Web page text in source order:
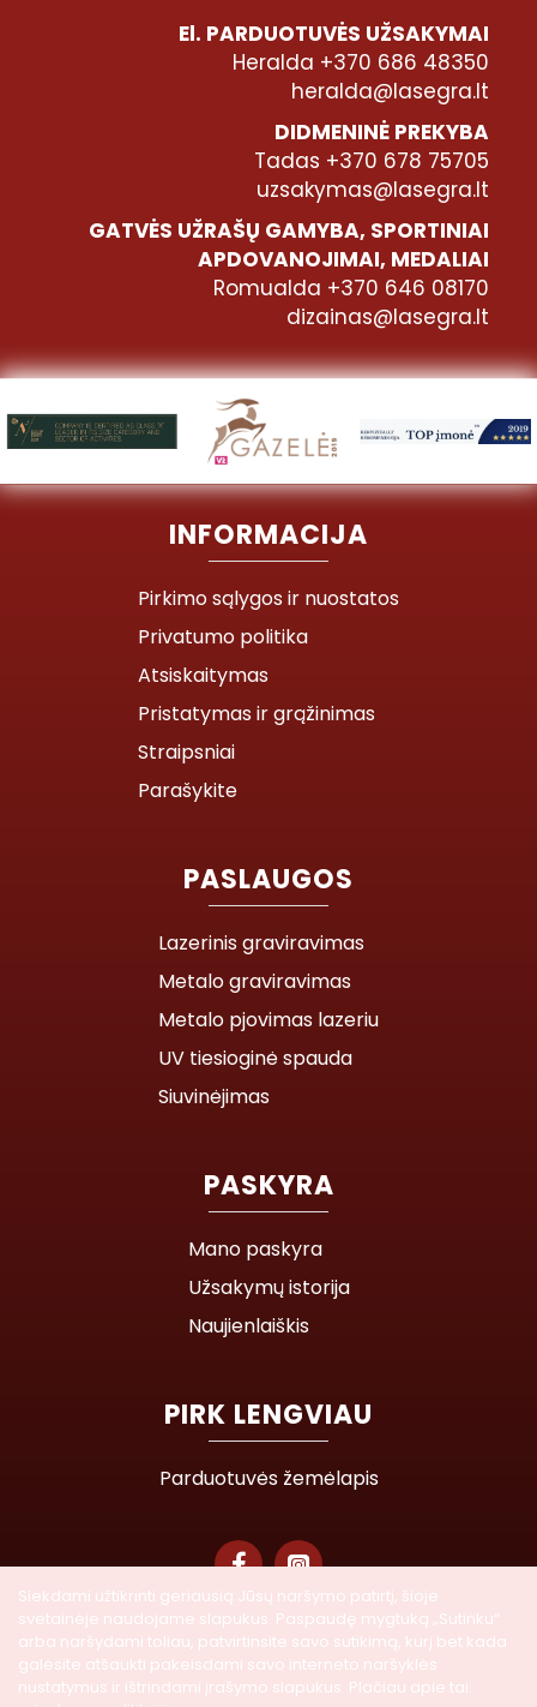
Siekdami užtikrinti geriausią Jūsų naršymo patirtį, šioje
svetainėje naudojame slapukus. Paspaudę mygtuką „Sutinku“
arba naršydami toliau, patvirtinsite savo sutikimą, kurį bet kada
galėsite atšaukti pakeisdami savo interneto naršyklės
nustatymus ir ištrindami įrašymo slapukus. Plačiau apie tai:
El. PARDUOTUVĖS UŽSAKYMAI
Heralda +370 686 48350
heralda@lasegra.lt
DIDMENINĖ PREKYBA
Tadas +370 678 75705
uzsakymas@lasegra.lt
GATVĖS UŽRAŠŲ GAMYBA, SPORTINIAI
APDOVANOJIMAI, MEDALIAI
Romualda +370 646 08170
dizainas@lasegra.lt
INFORMACIJA
Pirkimo sąlygos ir nuostatos
Privatumo politika
Atsiskaitymas
Pristatymas ir grąžinimas
Straipsniai
Parašykite
PASLAUGOS
Lazerinis graviravimas
Metalo graviravimas
Metalo pjovimas lazeriu
UV tiesioginė spauda
Siuvinėjimas
PASKYRA
Mano paskyra
Užsakymų istorija
Naujienlaiškis
PIRK LENGVIAU
Parduotuvės žemėlapis
© 2026 Lasegra UAB. Visos teisės saugomos